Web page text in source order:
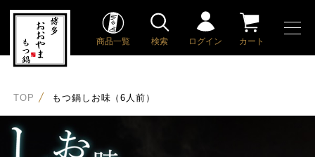
商品一覧 検索 ログイン カート
TOP もつ鍋しお味（6人前）